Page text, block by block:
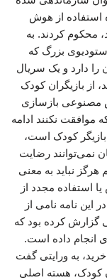
استفاده از هوش
محکوم کردند. به
بزرگ که
را دارد و یک سریال
از بازیگران کودک
مصنوعی بازسازی
موافقت نکنند ادامه
کودک است،
نمی‌توانند رضایت
هرگز نباید به معنی
استفاده مجدد از
نامه نامی از
گزارش کرده بود که
انجام داده است.
هاسبرو که حق امتیاز «پپا پیگ» را سال ۲۰۱۹ خرید، به ورایتی گفت
کودک، هسته اصلی